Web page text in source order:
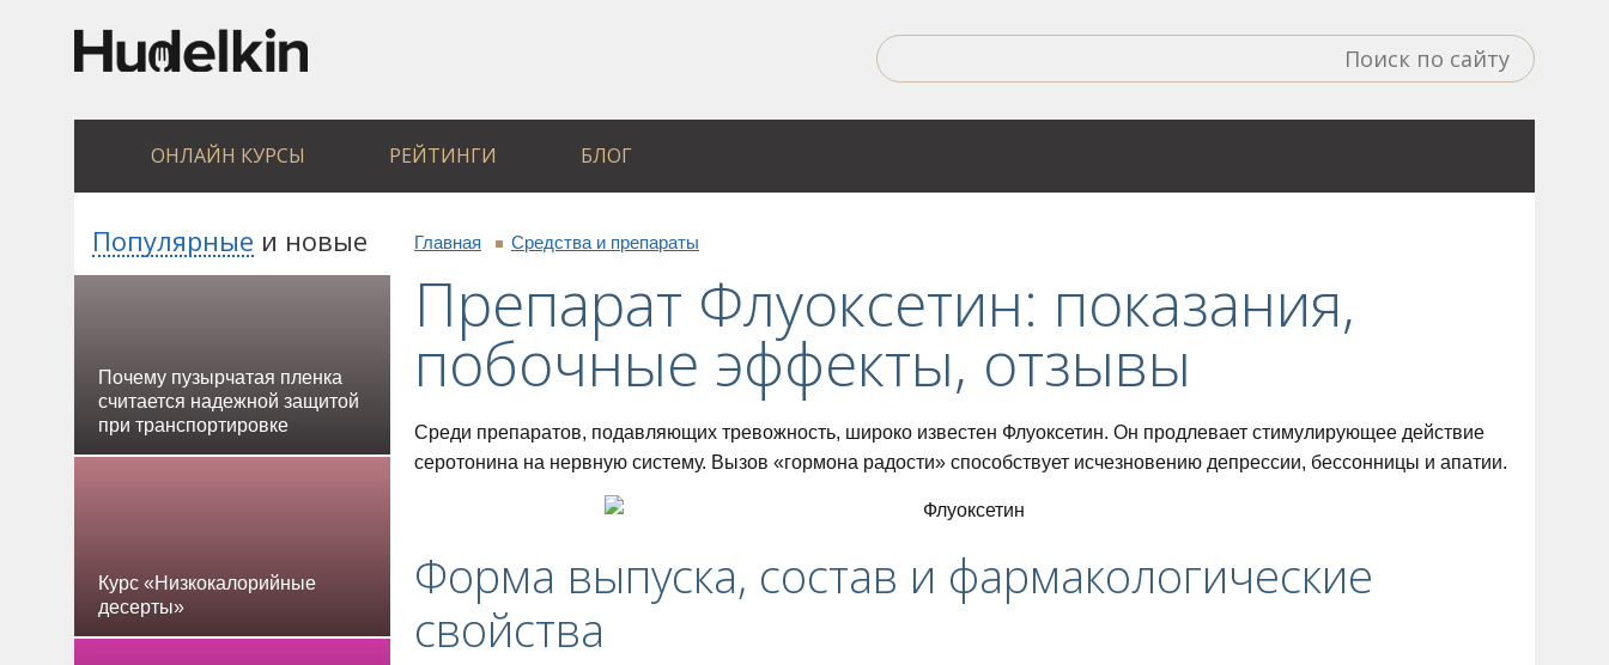
ОНЛАЙН КУРСЫ РЕЙТИНГИ БЛОГ
Главная Средства и препараты
Препарат Флуоксетин: показания,
побочные эффекты, отзывы
Среди препаратов, подавляющих тревожность, широко известен Флуоксетин. Он продлевает стимулирующее действие
серотонина на нервную систему. Вызов «гормона радости» способствует исчезновению депрессии, бессонницы и апатии.
Форма выпуска, состав и фармакологические
свойства
Популярные и новые
Почему пузырчатая пленка
считается надежной защитой
при транспортировке
Курс «Низкокалорийные
десерты»